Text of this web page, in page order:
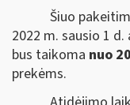
Šiuo
2022 m. sausio 1
bus taikoma nuo
prekėms.